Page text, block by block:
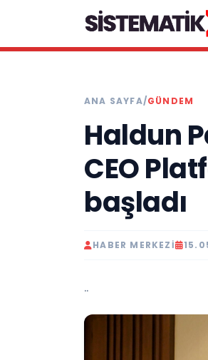
ANA SAYFA/GÜNDEM
Haldun
CEO
başladı
HABER MERKEZI
..